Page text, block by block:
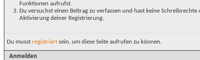
Funktionen aufrufst.
Du versuchst einen Beitrag zu verfassen und hast keine
Aktivierung deiner Registrierung.
Du musst registriert sein, um diese Seite aufrufen zu können.
Anmelden